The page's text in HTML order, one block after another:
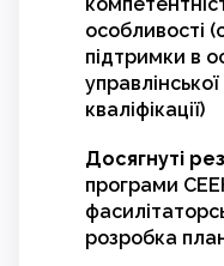
особливості
підтримки в
кваліфікації)
Досягнуті
програми
розробка